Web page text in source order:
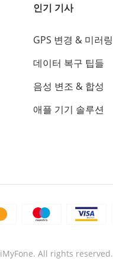
인기 기사
GPS 변경 & 미러링
데이터 복구 팁들
음성 변조 & 합성
애플 기기 솔루션
iMyFone. All rights reserved.